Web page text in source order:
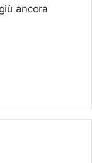
ancora